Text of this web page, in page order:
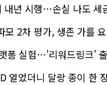
내년 시행…손실 나도 세
모 2차 평가, 생존 가를
폼 실험…'리워드링크'
열었더니 달랑 종이 한